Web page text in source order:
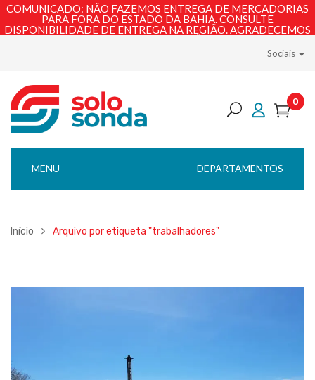
COMUNICADO: NÃO FAZEMOS ENTREGA DE MERCADORIAS
PARA FORA DO ESTADO DA BAHIA. CONSULTE
DISPONIBILIDADE DE ENTREGA NA REGIÃO. AGRADECEMOS
Sociais
0
DEPARTAMENTOS
MENU
Início Arquivo por etiqueta "trabalhadores"